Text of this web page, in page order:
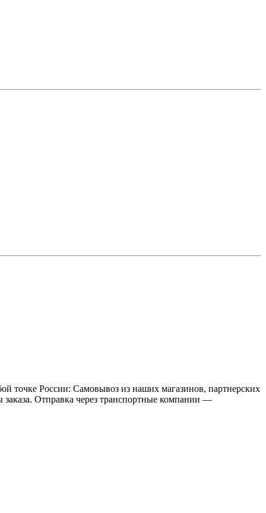
точке России: Самовывоз из наших магазинов, партнерских
заказа. Отправка через транспортные компании —